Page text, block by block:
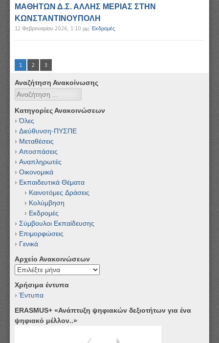
ΜΑΘΗΤΩΝ Δ.Σ. ΑΛΛΗΣ ΜΕΡΙΑΣ ΣΤΗΝ
ΚΩΝΣΤΑΝΤΙΝΟΥΠΟΛΗ
12 Φεβρουαρίου 2026, 1:10 μμ, Εκδρομές
1 2 3
Αναζήτηση Ανακοίνωσης
Αναζήτηση
Κατηγορίες Ανακοινώσεων
Όλες
Διεύθυνση-ΠΥΣΠΕ
Μεταθέσεις
Αποσπάσεις
Αναπληρωτές
Οικονομικά
Εκπαιδευτικά Θέματα
Καινοτόμες Δράσεις
Κολύμβηση
Εκδρομές
Σύμβουλοι Εκπαίδευσης
Επιμορφώσεις
Γενικά
Αρχείο Ανακοινώσεων
Αρχείο
Χρήσιμα έντυπα
Έντυπα
ERASMUS+ «Ανάπτυξη ψηφιακών δεξιοτήτων για ένα
ψηφιακό μέλλον..»